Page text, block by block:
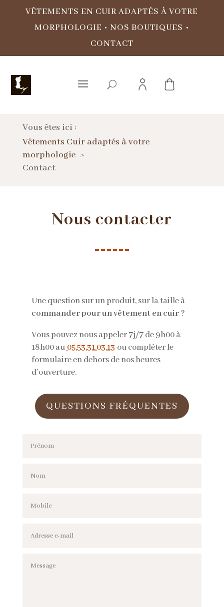
VÊTEMENTS EN CUIR ADAPTÉS À VOTRE
MORPHOLOGIE • NOS BOUTIQUES •
CONTACT
Vous êtes ici :
Vêtements Cuir adaptés à votre
morphologie
Contact
Nous contacter
Une question sur un produit, sur la taille à
commander pour un vêtement en cuir?
Vous pouvez nous appeler 7j/7 de 9h00 à
18h00 au05.53.31.03.13 ou compléter le
formulaire en dehors de nos heures
d’ouverture.
QUESTIONS FRÉQUENTES